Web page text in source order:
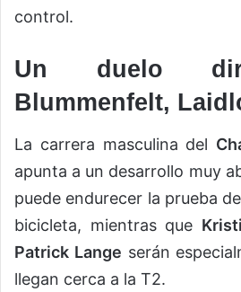
control.
Un duelo
Blummenfelt,
La carrera masculina del
apunta a un desarrollo muy
puede endurecer la prueba
bicicleta, mientras que
Patrick Lange serán
llegan cerca a la T2.